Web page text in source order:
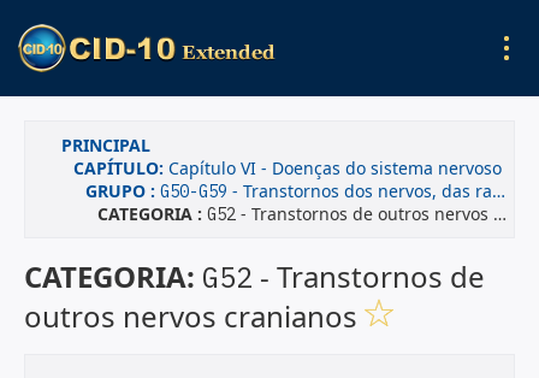
PRINCIPAL
CAPÍTULO: Capítulo VI - Doenças do sistema nervoso
GRUPO : G50-G59 - Transtornos dos nervos, das raízes e dos plexos nervosos
CATEGORIA : G52 - Transtornos de outros nervos cranianos
CATEGORIA: G52 - Transtornos de
outros nervos cranianos